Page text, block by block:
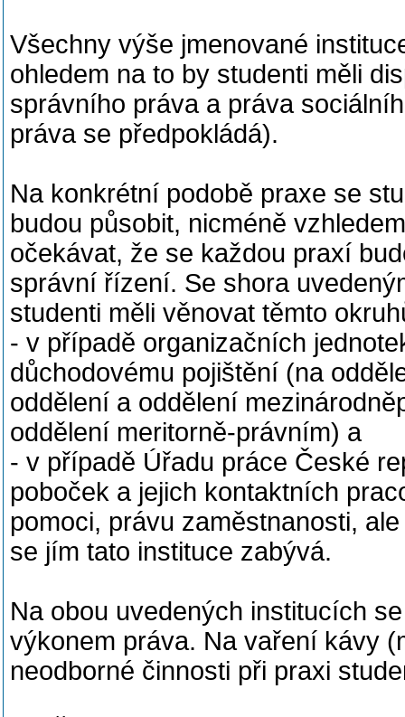
Všechny výše jmenované
ohledem na to by studenti měli
správního práva a práva
práva se předpokládá).
Na konkrétní podobě praxe se
budou působit, nicméně
očekávat, že se každou praxí
správní řízení. Se shora
studenti měli věnovat těmto
- v případě organizačních
důchodovému pojištění (na
oddělení a oddělení
oddělení meritorně-právním) a
- v případě Úřadu práce České
poboček a jejich kontaktních
pomoci, právu zaměstnanosti,
se jím tato instituce zabývá.
Na obou uvedených institucích
výkonem práva. Na vaření kávy
neodborné činnosti při praxi